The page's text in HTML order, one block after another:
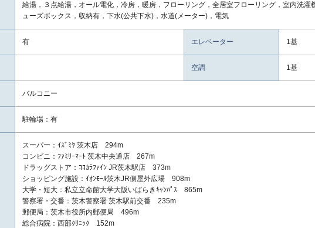
給湯，３点給湯，オール電化，冷房，暖房，フローリング，全居室フローリング，室内洗
ューズボックス，収納有，下水(公共下水)，水道(メーター)，電気
有 エレベーター 1基
空調 1基
バルコニー
駐輪場：有
スーパー：ｲｽﾞﾐﾔ 茨木店 294m
コンビニ：ﾌｧﾐﾘｰﾏｰﾄ 茨木中央通店 267m
ドラッグストア：ｺｺｶﾗﾌｧｲﾝ JR茨木駅店 373m
ショッピング施設：ｲｵﾝﾓｰﾙ茨木JR側屋外広場 908m
大学・短大：私立立命館大学大阪いばらきｷｬﾝﾊﾟｽ 865m
警察署・交番：茨木警察署 茨木駅前交番 235m
郵便局：茨木市役所内郵便局 496m
総合病院：西部ｸﾘﾆｯｸ 152m